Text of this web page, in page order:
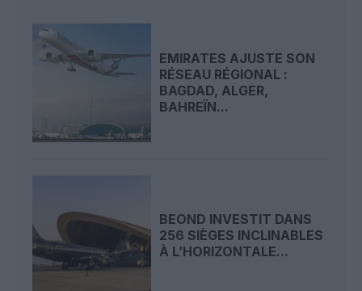
EMIRATES AJUSTE SON
RÉSEAU RÉGIONAL :
BAGDAD, ALGER,
BAHREÏN...
BEOND INVESTIT DANS
256 SIÈGES INCLINABLES
À L’HORIZONTALE...